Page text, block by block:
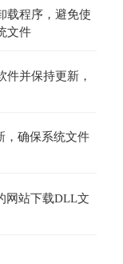
载程序，避免使
文件
件并保持更新，
，确保系统文件
网站下载DLL文